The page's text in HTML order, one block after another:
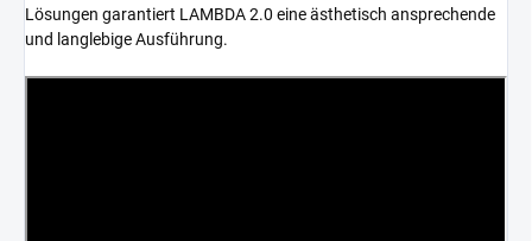
Lösungen garantiert LAMBDA 2.0 eine ästhetisch ansprechende
und langlebige Ausführung.